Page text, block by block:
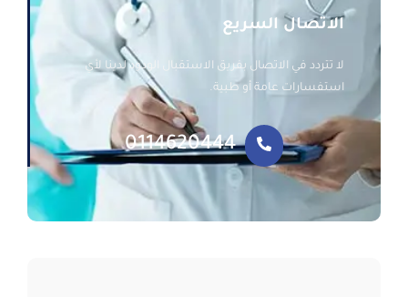
الاتصال السريع
لا تتردد في الاتصال بفريق الاستقبال الودود لدينا لأي
استفسارات عامة أو طبية.
0114620444